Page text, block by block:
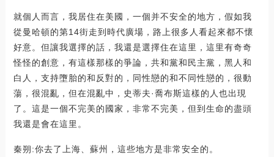
就個人而言，我居住在美國，一個并不安全的地方，假如我
從曼哈頓的第14街走到時代廣場，路上很多人看起來都不懷
好意。但讓我選擇的話，我還是選擇住在這里，這里有奇奇
怪怪的創意，有這樣那樣的爭論，共和黨和民主黨，黑人和
白人，支持墮胎的和反對的，同性戀的和不同性戀的，很動
蕩，很混亂，但在混亂中，史蒂夫·喬布斯這樣的人也出現
了。這是一個不完美的國家，非常不完美，但到生命的盡頭
我還是會在這里。
秦朔:你去了上海、蘇州，這些地方是非常安全的。